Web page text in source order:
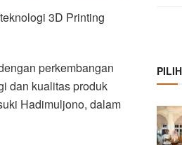
3D Printing
perkembangan
dan kualitas produk
Hadimuljono, dalam